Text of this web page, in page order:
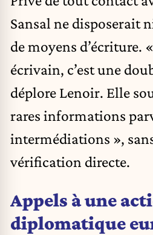
Sansal ne disposerait
de moyens d’écriture.
écrivain, c’est une
déplore Lenoir. Elle
rares informations
intermédiations »,
vérification directe.
Appels à une
diplomatique